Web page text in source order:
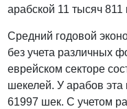
арабской 11 тысяч
Средний годовой
без учета различных
еврейском секторе
шекелей. У арабов
61997 шек. С учетом